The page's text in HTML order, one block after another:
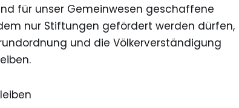
für unser Gemeinwesen geschaffene
nur Stiftungen gefördert werden dürfen,
und die Völkerverständigung